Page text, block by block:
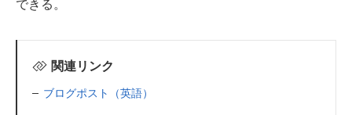
できる。
関連リンク
ブログポスト（英語）